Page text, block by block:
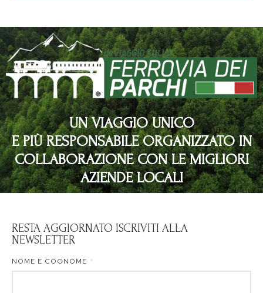
UN VIAGGIO UNICO
E PIÙ RESPONSABILE ORGANIZZATO IN
COLLABORAZIONE CON LE MIGLIORI
AZIENDE LOCALI
RESTA AGGIORNATO ISCRIVITI ALLA
NEWSLETTER
NOME E COGNOME